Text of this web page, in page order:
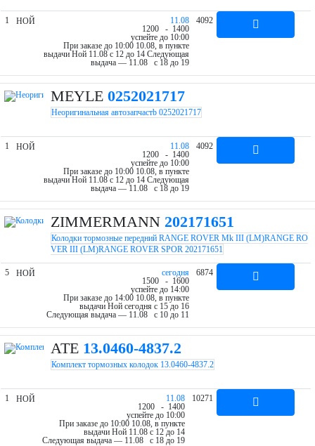
1 НОЙ
11.08
1200 - 1400
успейте до 10:00
При заказе до 10:00 10.08, в пункте
выдачи Ной 11.08 c 12 до 14 Следующая
выдача — 11.08 c 18 до 19
4092
MEYLE 0252021717
Неоригинальная автозапчастb 0252021717
1 НОЙ
11.08
1200 - 1400
успейте до 10:00
При заказе до 10:00 10.08, в пункте
выдачи Ной 11.08 c 12 до 14 Следующая
выдача — 11.08 c 18 до 19
4092
ZIMMERMANN 202171651
Колодки тормозные передний RANGE ROVER Mk III (LM)RANGE RO
VER III (LM)RANGE ROVER SPOR 202171651
5 НОЙ
cегодня
1500 - 1600
успейте до 14:00
При заказе до 14:00 10.08, в пункте
выдачи Ной cегодня c 15 до 16
Следующая выдача — 11.08 c 10 до 11
6874
ATE 13.0460-4837.2
Комплект тормозных колодок 13.0460-4837.2
1 НОЙ
11.08
1200 - 1400
успейте до 10:00
При заказе до 10:00 10.08, в пункте
выдачи Ной 11.08 c 12 до 14
Следующая выдача — 11.08 c 18 до 19
10271